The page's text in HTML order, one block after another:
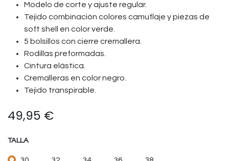
Modelo de corte y ajuste regular.
Tejido combinación colores camuflaje y piezas de
soft shell en color verde.
5 bolsillos con cierre cremallera.
Rodillas preformadas.
Cintura elástica.
Cremalleras en color negro.
Tejido transpirable.
49,95 €
TALLA